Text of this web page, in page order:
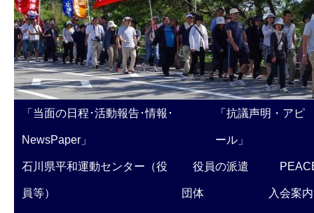
「当面の日程･活動報告･情報･
NewsPaper」
「抗議声明・アピ
ール」
石川県平和運動センター（役
員等）
役員の派遣
団体 入会案内